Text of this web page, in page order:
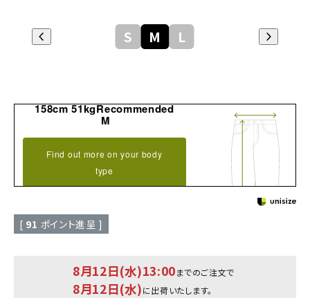
S M L
158cm 51kgRecommended
M
Find out more on your body
type
[ 91 ポイント進呈 ]
8月12日(水)13:00までのご注文で
8月12日(水)に出荷いたします。